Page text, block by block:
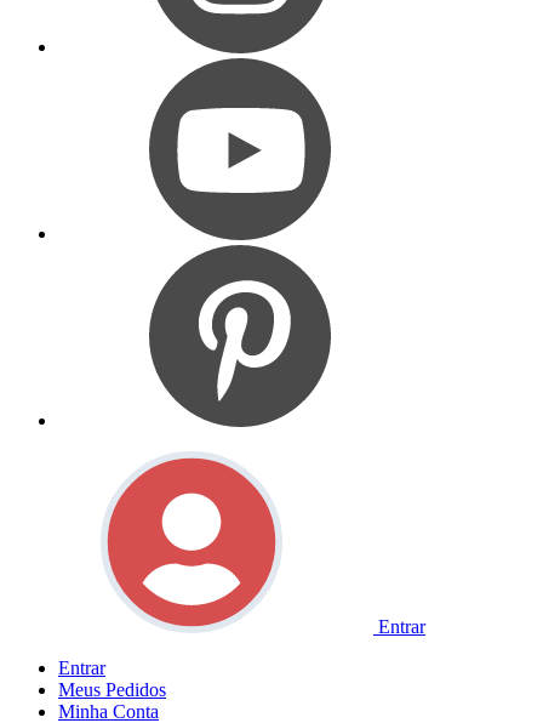
Entrar
Entrar
Meus Pedidos
Minha Conta